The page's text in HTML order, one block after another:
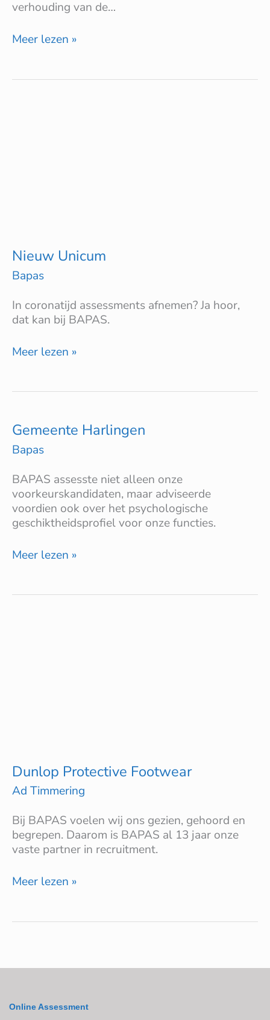
verhouding van de…
Meer lezen »
Nieuw Unicum
Bapas
In coronatijd assessments afnemen? Ja hoor,
dat kan bij BAPAS.
Meer lezen »
Gemeente Harlingen
Bapas
BAPAS assesste niet alleen onze
voorkeurskandidaten, maar adviseerde
voordien ook over het psychologische
geschiktheidsprofiel voor onze functies.
Gemeente
Harlingen
Meer lezen »
Dunlop Protective Footwear
Ad Timmering
Bij BAPAS voelen wij ons gezien, gehoord en
begrepen. Daarom is BAPAS al 13 jaar onze
vaste partner in recruitment.
Meer lezen »
Online Assessment